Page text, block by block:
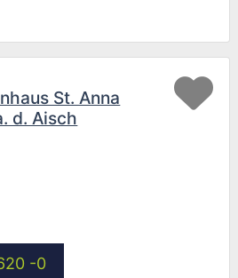
St. Anna
d. Aisch
-0